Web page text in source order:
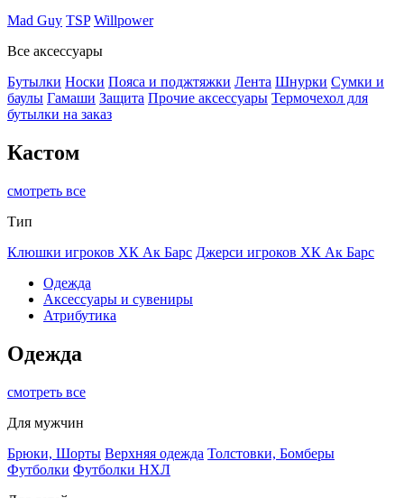
Mad Guy TSP Willpower
Все аксессуары
Бутылки Носки Пояса и поджтяжки Лента Шнурки Сумки и
баулы Гамаши Защита Прочие аксессуары Термочехол для
бутылки на заказ
Кастом
смотреть все
Тип
Клюшки игроков ХК Ак Барс Джерси игроков ХК Ак Барс
Одежда
Аксессуары и сувениры
Атрибутика
Одежда
смотреть все
Для мужчин
Брюки, Шорты Верхняя одежда Толстовки, Бомберы
Футболки Футболки НХЛ